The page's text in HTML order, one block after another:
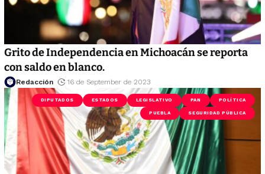
Grito de Independencia en Michoacán se reporta
con saldo en blanco.
Redacción 16 de September de 2023
DIPUTADOS ESTADOS LEGISLATIVO PAN POLÍTICA
PUEBLA SEGURIDAD PÚBLICA